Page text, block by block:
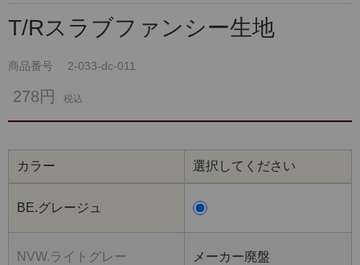
T/Rスラブファンシー生地
商品番号 2-033-dc-011
278円 税込
カラー 選択してください
BE.グレージュ
NVW.ライトグレー メーカー廃盤